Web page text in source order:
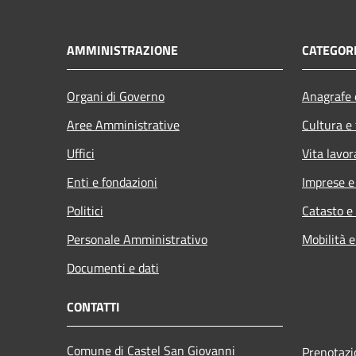
AMMINISTRAZIONE
Organi di Governo
Aree Amministrative
Uffici
Enti e fondazioni
Politici
Personale Amministrativo
Documenti e dati
Cultura
Vita
Imprese
Catasto
Mobilità
CONTATTI
Comune di Castel San Giovanni